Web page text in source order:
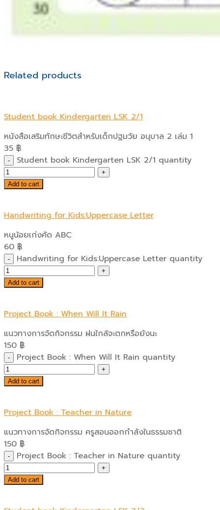
Related products
Student book Kindergarten LSK 2/1
หนังสือเสริมทักษะชีวิตสำหรับเด็กปฐมวัย อนุบาล 2 เล่ม 1
35 ฿
Student book Kindergarten LSK 2/1 quantity
Add to cart
Handwriting for Kids:Uppercase Letter
หนูน้อยเก่งคัด ABC
60 ฿
Handwriting for Kids:Uppercase Letter quantity
Add to cart
Project Book : When Will It Rain
แนวทางการจัดกิจกรรม ฝนใกล้จะตกหรือยังนะ
150 ฿
Project Book : When Will It Rain quantity
Add to cart
Project Book : Teacher in Nature
แนวทางการจัดกิจกรรม ครูสอนออกกำลังในธรรมชาติ
150 ฿
Project Book : Teacher in Nature quantity
Add to cart